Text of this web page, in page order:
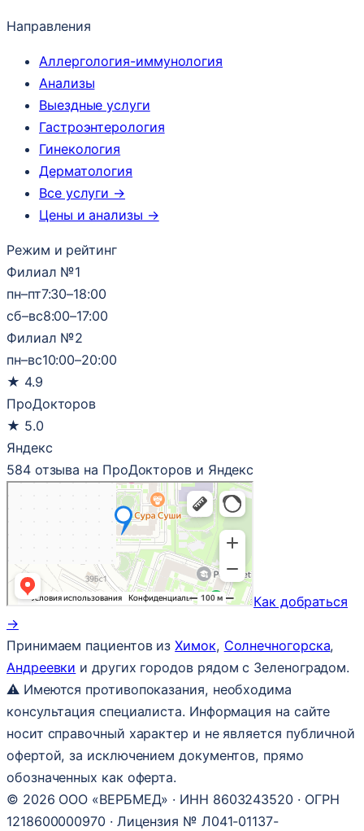
Направления
Аллергология-иммунология
Анализы
Выездные услуги
Гастроэнтерология
Гинекология
Дерматология
Все услуги →
Цены и анализы →
Режим и рейтинг
Филиал №1
пн–пт7:30–18:00
сб–вс8:00–17:00
Филиал №2
пн–вс10:00–20:00
★ 4.9
ПроДокторов
★ 5.0
Яндекс
584 отзыва на ПроДокторов и Яндекс
Как добраться
→
Принимаем пациентов изХимок, Солнечногорска,
Андреевки и других городов рядом с Зеленоградом.
⚠ Имеются противопоказания, необходима
консультация специалиста. Информация на сайте
носит справочный характер и не является публичной
офертой, за исключением документов, прямо
обозначенных как оферта.
© 2026 ООО «ВЕРБМЕД» · ИНН 8603243520 · ОГРН
1218600000970 · Лицензия № Л041-01137-